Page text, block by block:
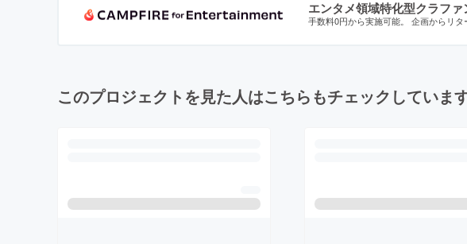
エンタメ領域特化型クラファ
手数料0円から実施可能。 企画からリ
このプロジェクトを見た人はこちらもチェックしていま